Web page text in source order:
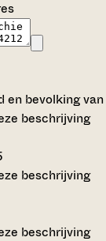
en bevolking
beschrijving
beschrijving
beschrijving